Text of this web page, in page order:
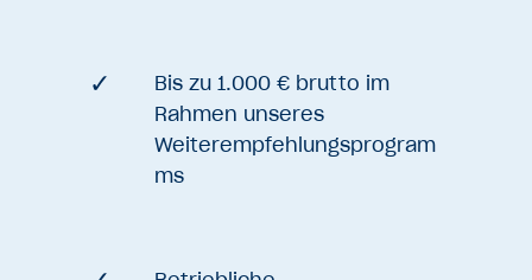
Bis zu 1.000 € brutto im
Rahmen unseres
Weiterempfehlungsprogram
ms